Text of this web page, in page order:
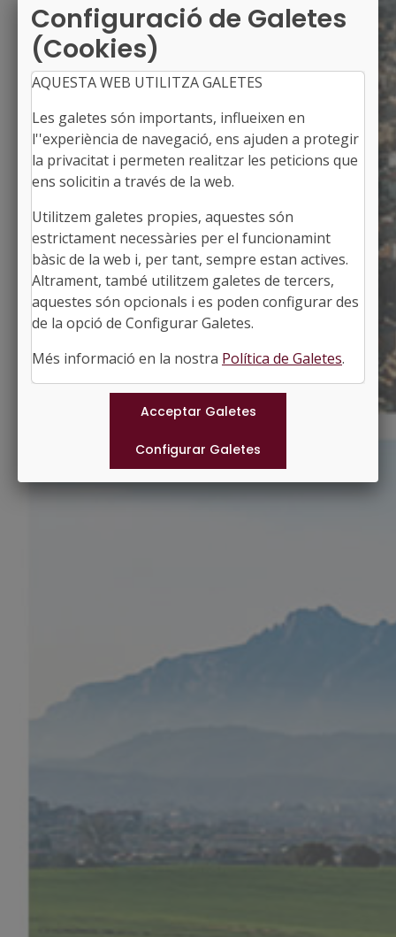
ASPA
Alcalde: Fermin Masot Aymí
El Segrià, Lleida
Població: 233
Superfície: 10,07 km2
http://aspa.ddl.net
Municipis
Configuració de Galetes
(Cookies)
AQUESTA WEB UTILITZA GALETES
Les galetes són importants, influeixen en
l''experiència de navegació, ens ajuden a protegir
la privacitat i permeten realitzar les peticions que
ens solicitin a través de la web.
Utilitzem galetes propies, aquestes són
estrictament necessàries per el funcionamint
bàsic de la web i, per tant, sempre estan actives.
Altrament, també utilitzem galetes de tercers,
aquestes són opcionals i es poden configurar des
de la opció de Configurar Galetes.
Més informació en la nostra Política de Galetes.